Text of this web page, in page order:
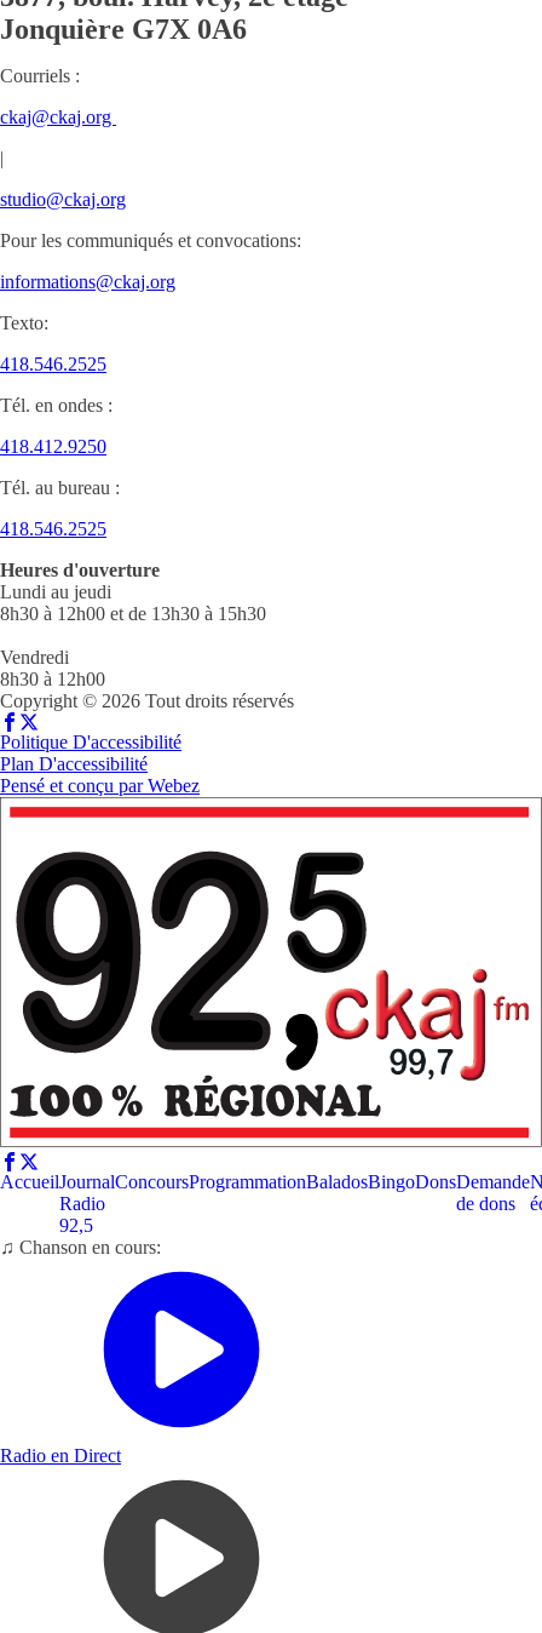
Jonquière G7X 0A6
Courriels :
ckaj@ckaj.org
|
studio@ckaj.org
Pour les communiqués et convocations:
informations@ckaj.org
Texto:
418.546.2525
Tél. en ondes :
418.412.9250
Tél. au bureau :
418.546.2525
Heures d'ouverture
Lundi au jeudi
8h30 à 12h00 et de 13h30 à 15h30
Vendredi
8h30 à 12h00
Copyright © 2026 Tout droits réservés
Politique D'accessibilité
Plan D'accessibilité
Pensé et conçu parWebez
AccueilJournal
Radio
92,5
ConcoursProgrammationBaladosBingoDonsDemande
de dons
♫ Chanson en cours:
Radio en Direct